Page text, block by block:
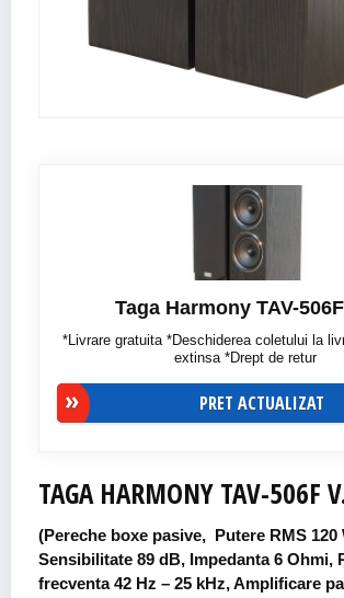
Taga Harmony TAV-
*Livrare gratuita *Deschiderea coletului la
extinsa *Drept de retur
PRET ACTUALIZAT
TAGA HARMONY TAV-506F
(Pereche boxe pasive, Putere RMS 120
Sensibilitate 89 dB, Impedanta 6 Ohmi,
frecventa 42 Hz – 25 kHz, Amplificare